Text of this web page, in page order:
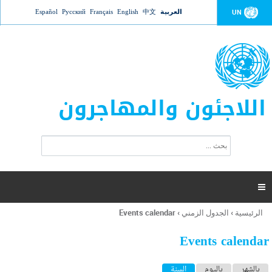
Jump to navigation UN العربية 中文
English
Français
Русский
Español
اللاجئون والمهاجرون
ت
ر
ل
ح
ب

أنت
هنا
الرئيسية › الجدول الزمني ›
Events calendar
Events calendar